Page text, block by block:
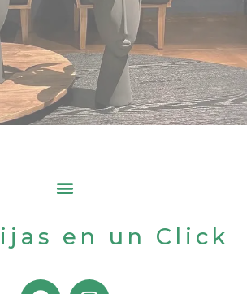
en un Click